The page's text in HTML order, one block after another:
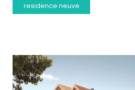
residence neuve